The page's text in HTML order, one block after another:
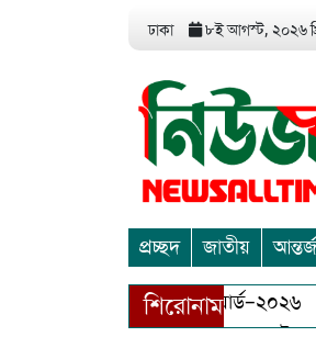
ঢাকা ৮ই আগস্ট, ২০২৬
প্রচ্ছদ জাতীয়
শিরোনাম
এন্ট্রাপ্রেনিয়র অ্যাওয়ার্ড–২০২৬
মুক্তিযোদ্ধা আব্দুল খালেক এর ইন্তেকাল